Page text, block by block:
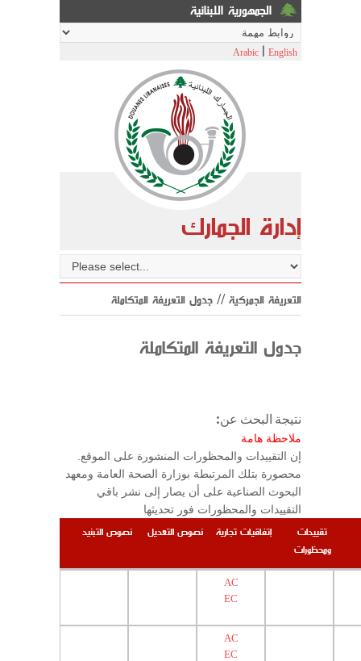
الجمهورية اللبنانية
Arabic English
إدارة الجمارك
التعريفة الجمركية // جدول التعريفة المتكاملة
جدول التعريفة المتكاملة
نتيجة البحث عن:
ملاحظة هامة
محصورة بتلك المرتبطة بوزارة الصحة العامة ومعهد
البحوث الصناعية على أن يصار إلى نشر باقي
التقييدات والمحظورات فور تحديثها
تقييدات
ومحظورات
إتفاقيات تجارية نصوص التعديل نصوص التبنيد
AC
EC
AC
EC